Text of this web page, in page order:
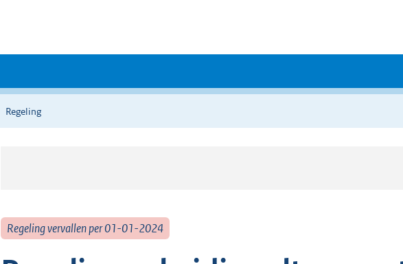
Regeling
Regeling vervallen per 01-01-2024